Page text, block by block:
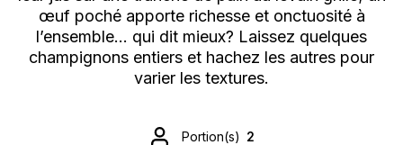
œuf poché apporte richesse et onctuosité à
l’ensemble… qui dit mieux? Laissez quelques
champignons entiers et hachez les autres pour
varier les textures.
Portion(s) 2